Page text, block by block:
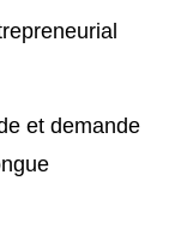
et demande